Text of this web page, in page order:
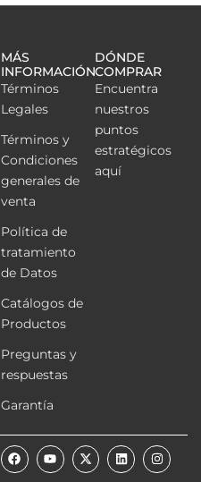
MÁS
INFORMACIÓN
Términos
Legales
Términos y
Condiciones
generales de
venta
Política de
tratamiento
de Datos
Catálogos de
Productos
Preguntas y
respuestas
Garantía
DÓNDE
COMPRAR
Encuentra
nuestros
puntos
estratégicos
aquí
F
a
c
Y
o
u
X
-
t
L
i
n
I
n
s